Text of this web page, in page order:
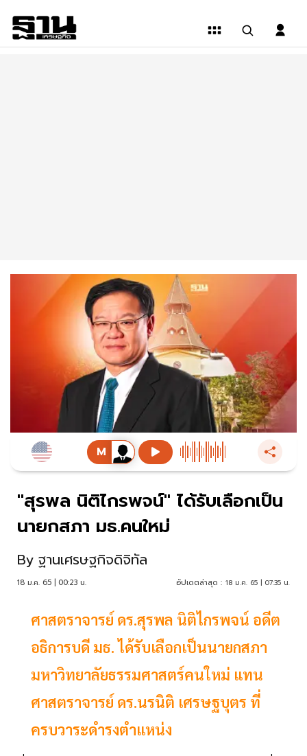
"สุรพล นิติไกรพจน์" ได้รับเลือกเป็น
นายกสภา มธ.คนใหม่
By ฐานเศรษฐกิจดิจิทัล
18 ม.ค. 65 | 00:23 น. อัปเดตล่าสุด : 18 ม.ค. 65 | 07:35 น.
ศาสตราจารย์ ดร.สุรพล นิติไกรพจน์ อดีต
อธิการบดี มธ. ได้รับเลือกเป็นนายกสภา
มหาวิทยาลัยธรรมศาสตร์คนใหม่ แทน
ศาสตราจารย์ ดร.นรนิติ เศรษฐบุตร ที่
ครบวาระดำรงตำแหน่ง